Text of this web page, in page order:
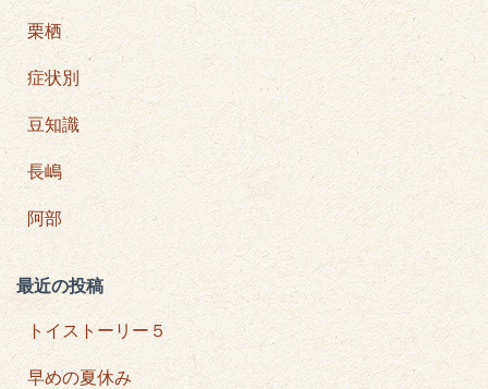
栗栖
症状別
豆知識
長嶋
阿部
最近の投稿
トイストーリー５
早めの夏休み